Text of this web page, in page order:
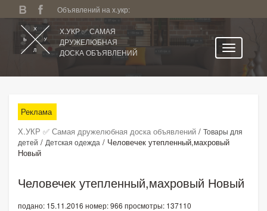
Объявлений на х.укр:
Х.УКР ✅ САМАЯ
ДРУЖЕЛЮБНАЯ
ДОСКА ОБЪЯВЛЕНИЙ
Все регионы
Категории
Избранное
Личный кабинет
Поиск по сайту
Реклама
Х.УКР ✅ Самая дружелюбная доска объявлений / Товары для
детей / Детская одежда / Человечек утепленный,махровый
Новый
Человечек утепленный,махровый Новый
подано: 15.11.2016 номер: 966 просмотры: 137110